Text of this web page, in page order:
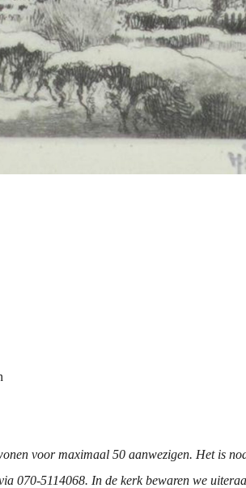
voor maximaal 50 aanwezigen. Het is
070-5114068. In de kerk bewaren we